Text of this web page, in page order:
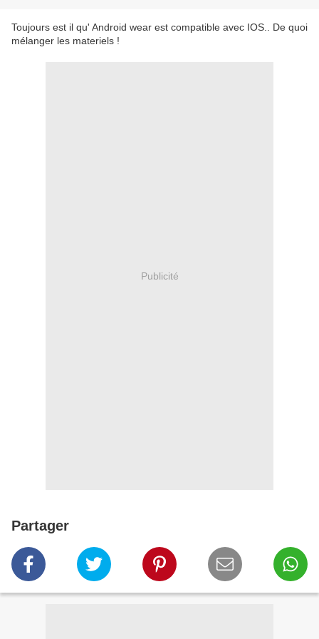
Toujours est il qu' Android wear est compatible avec IOS.. De quoi
mélanger les materiels !
Publicité
Partager